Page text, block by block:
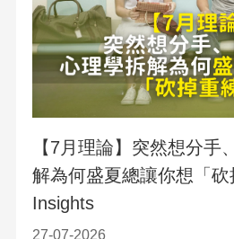
【7月理論】突然想分手
解為何盛夏總讓你想「砍
Insights
27-07-2026